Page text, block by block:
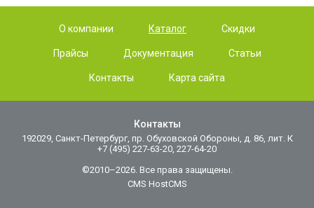
О компании Каталог Скидки
Прайсы Документация Статьи
Контакты Карта сайта
Контакты
192029, Санкт-Петербург, пр. Обуховской Обороны, д. 86, лит. К
+7 (495) 227-63-20, 227-64-20
©2010–2026. Все права защищены.
CMS HostCMS